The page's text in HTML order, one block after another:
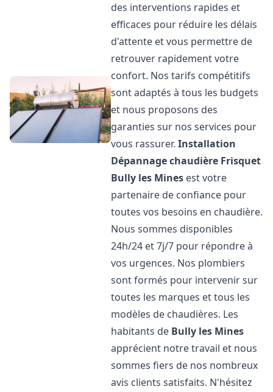
des interventions rapides et
efficaces pour réduire les délais
d'attente et vous permettre de
retrouver rapidement votre
confort. Nos tarifs compétitifs
sont adaptés à tous les budgets
et nous proposons des
garanties sur nos services pour
vous rassurer.Installation
Dépannage chaudière Frisquet
Bully les Mines est votre
partenaire de confiance pour
toutes vos besoins en chaudière.
Nous sommes disponibles
24h/24 et 7j/7 pour répondre à
vos urgences. Nos plombiers
sont formés pour intervenir sur
toutes les marques et tous les
modèles de chaudières. Les
habitants de Bully les Mines
apprécient notre travail et nous
sommes fiers de nos nombreux
avis clients satisfaits. N'hésitez